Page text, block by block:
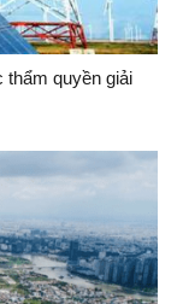
thẩm quyền giải